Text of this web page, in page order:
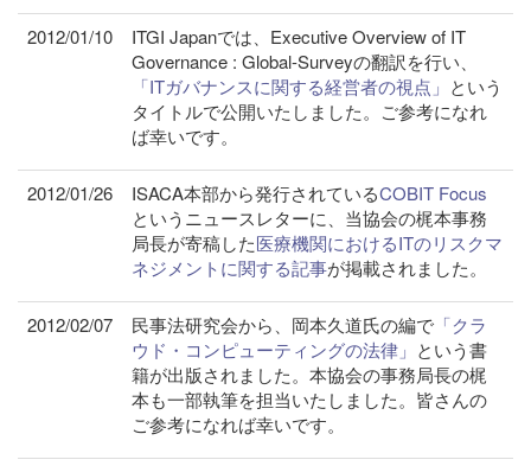
2012/01/10
ITGI Japanでは、Executive Overview of IT
Governance : Global-Surveyの翻訳を行い、
「ITガバナンスに関する経営者の視点」 という
タイトルで公開いたしました。ご参考になれ
ば幸いです。
2012/01/26 ISACA本部から発行されているCOBIT Focus
というニュースレターに、当協会の梶本事務
局長が寄稿した医療機関におけるITのリスクマ
ネジメントに関する記事が掲載されました。
2012/02/07 民事法研究会から、岡本久道氏の編で 「クラ
ウド・コンピューティングの法律」 という書
籍が出版されました。本協会の事務局長の梶
本も一部執筆を担当いたしました。皆さんの
ご参考になれば幸いです。